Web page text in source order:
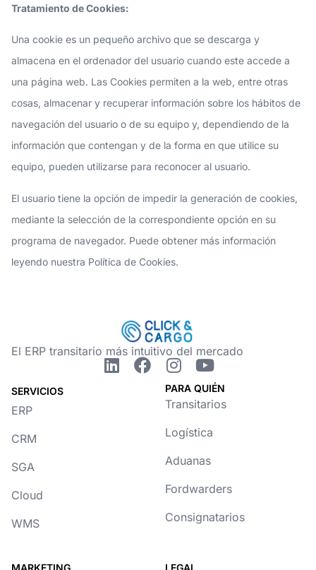
Tratamiento de Cookies:
Una cookie es un pequeño archivo que se descarga y
almacena en el ordenador del usuario cuando este accede a
una página web. Las Cookies permiten a la web, entre otras
cosas, almacenar y recuperar información sobre los hábitos de
navegación del usuario o de su equipo y, dependiendo de la
información que contengan y de la forma en que utilice su
equipo, pueden utilizarse para reconocer al usuario.
El usuario tiene la opción de impedir la generación de cookies,
mediante la selección de la correspondiente opción en su
programa de navegador. Puede obtener más información
leyendo nuestra Política de Cookies.
El ERP transitario más intuitivo del mercado
SERVICIOS
ERP
CRM
SGA
Cloud
WMS
PARA QUIÉN
Transitarios
Logística
Aduanas
Fordwarders
Consignatarios